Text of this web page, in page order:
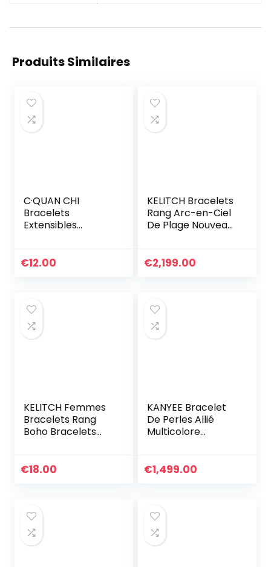
Produits Similaires
C·QUAN CHI
Bracelets
Extensibles
D’amitié En Perle
€12.00
KELITCH Bracelets
Rang Arc-en-Ciel
De Plage Nouveau
Cadeau D’été
€2,199.00
KELITCH Femmes
Bracelets Rang
Boho Bracelets
D’été Plage
€18.00
KANYEE Bracelet
De Perles Allié
Multicolore
Fait A La Main pour
€1,499.00